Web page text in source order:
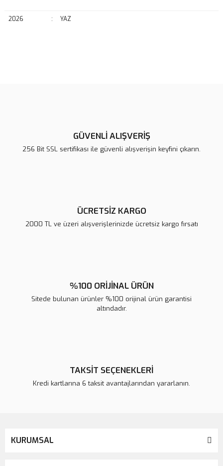
2026 : YAZ
Ürün açıklamasında eksik bilgiler bulunuyor.
GÜVENLİ ALIŞVERİŞ
256 Bit SSL sertifikası ile güvenli alışverişin keyfini çıkarın.
ÜCRETSİZ KARGO
2000 TL ve üzeri alışverişlerinizde ücretsiz kargo fırsatı
%100 ORİJİNAL ÜRÜN
Sitede bulunan ürünler %100 orijinal ürün garantisi
altındadır.
TAKSİT SEÇENEKLERİ
Kredi kartlarına 6 taksit avantajlarından yararlanın.
KURUMSAL